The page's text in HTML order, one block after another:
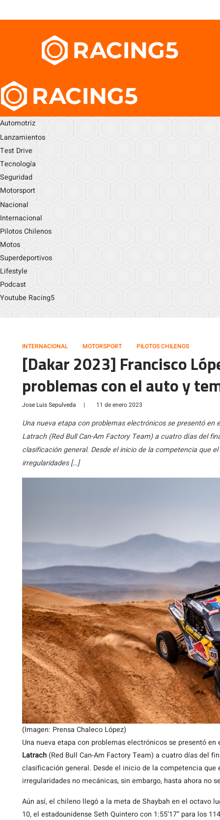
Automotriz
Lanzamientos
Test Drive
Tecnología
Seguridad
Motorsport
Nacional
Internacional
Pilotos Chilenos
Motos
Superdeportivos
Lifestyle
Podcast
Youtube Racing5
INTERNACIONAL MOTORSPORT PILOTOS CHILENOS
[Dakar 2023] Francisco
problemas con el auto y
Jose Luis Sepulveda | 11 de enero 2023
Una nueva etapa con problemas electrónicos se presentó en
Latrach (Red Bull Can-Am Factory Team) a cuatro días del
clasificación general. Desde el inicio de la competencia que
irregularidades […]
(Imagen: Prensa Chaleco López)
Una nueva etapa con problemas electrónicos se presentó
Latrach (Red Bull Can-Am Factory Team) a cuatro días del
clasificación general. Desde el inicio de la competencia
irregularidades no mecánicas, sin embargo, hasta ahora no
Aún así, el chileno llegó a la meta de Shaybah en el octavo
10, el estadounidense Seth Quintero con 1:55’17” para los